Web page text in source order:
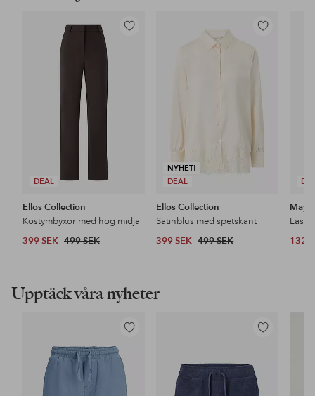
DEAL
Lägg
Ellos Collection
Kostymbyxor med hög midja
399 SEK 499 SEK
NYHET!
DEAL
Lägg
i
Ellos Collection
Satinblus med spetskant
399 SEK 499 SEK 132
Upptäck våra nyheter
Lägg
i
favoriter
Lägg
favoriter